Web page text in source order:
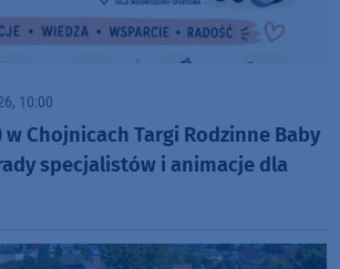
10:00
Chojnicach Targi Rodzinne Baby
specjalistów i animacje dla